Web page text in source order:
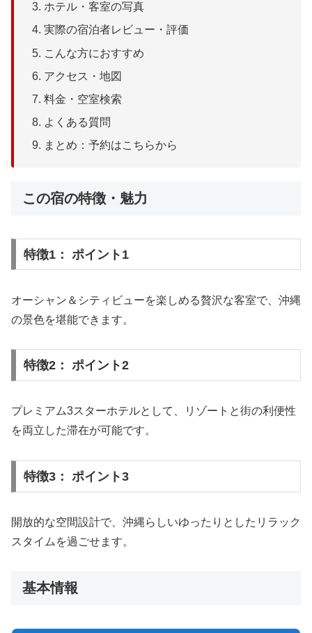
ホテル・客室の写真
実際の宿泊者レビュー・評価
こんな方におすすめ
アクセス・地図
料金・空室検索
よくある質問
まとめ：予約はこちらから
この宿の特徴・魅力
特徴1： ポイント1
オーシャン＆シティビューを楽しめる贅沢な客室で、沖縄
の景色を堪能できます。
特徴2： ポイント2
プレミアム3スターホテルとして、リゾートと街の利便性
を両立した滞在が可能です。
特徴3： ポイント3
開放的な空間設計で、沖縄らしいゆったりとしたリラック
スタイムを過ごせます。
基本情報